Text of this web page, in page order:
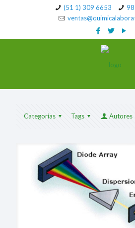
(51 1) 309 6653
Categorías Tags Autores